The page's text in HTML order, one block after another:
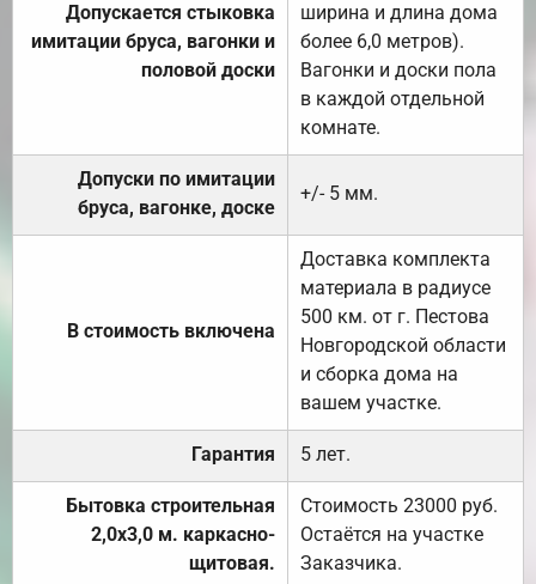
Допускается стыковка
имитации бруса, вагонки и
половой доски
ширина и длина дома
более 6,0 метров).
Вагонки и доски пола
в каждой отдельной
комнате.
Допуски по имитации
бруса, вагонке, доске
+/- 5 мм.
В стоимость включена
Доставка комплекта
материала в радиусе
500 км. от г. Пестова
Новгородской области
и сборка дома на
вашем участке.
Гарантия 5 лет.
Бытовка строительная
2,0х3,0 м. каркасно-
щитовая.
Стоимость 23000 руб.
Остаётся на участке
Заказчика.